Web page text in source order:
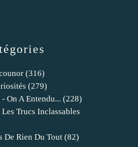
(316)
(279)
On A Entendu... (228)
Trucs Inclassables
De Rien Du Tout (82)